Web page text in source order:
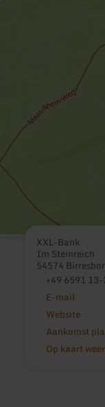
XXL-Bank
Im Steinreich
54574
+49 6591
E-mail
Website
Aankomst
Op kaart